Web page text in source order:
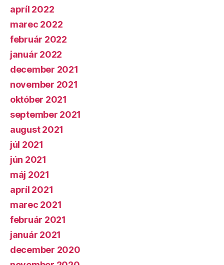
apríl 2022
marec 2022
február 2022
január 2022
december 2021
november 2021
október 2021
september 2021
august 2021
júl 2021
jún 2021
máj 2021
apríl 2021
marec 2021
február 2021
január 2021
december 2020